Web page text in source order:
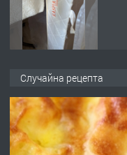
Случайна рецепта